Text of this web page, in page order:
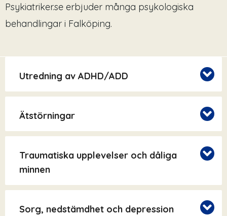
Psykiatriker.se erbjuder många psykologiska
behandlingar i Falköping.
Utredning av ADHD/ADD
Ätstörningar
Traumatiska upplevelser och dåliga
minnen
Sorg, nedstämdhet och depression